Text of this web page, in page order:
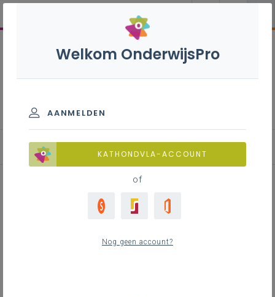
Wat
Welkom OnderwijsPro
AANMELDEN
KATHONDVLA-ACCOUNT
of
Nog geen account?